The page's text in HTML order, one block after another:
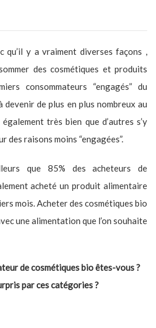
qu’il y a vraiment diverses façons ,
des cosmétiques et produits
consommateurs “engagés” du
devenir de plus en plus nombreux au
très bien que d’autres s’y
des raisons moins “engagées”.
que 85% des acheteurs de
acheté un produit alimentaire
mois. Acheter des cosmétiques bio
une alimentation que l’on souhaite
de cosmétiques bio êtes-vous ?
par ces catégories ?